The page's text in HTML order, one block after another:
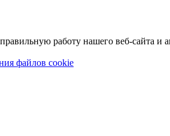
работу нашего веб-сайта и
файлов cookie